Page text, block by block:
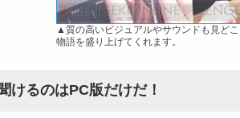
▲質の高いビジュアルやサウンドも見ど
物語を盛り上げてくれます。
るのはPC版だけだ！